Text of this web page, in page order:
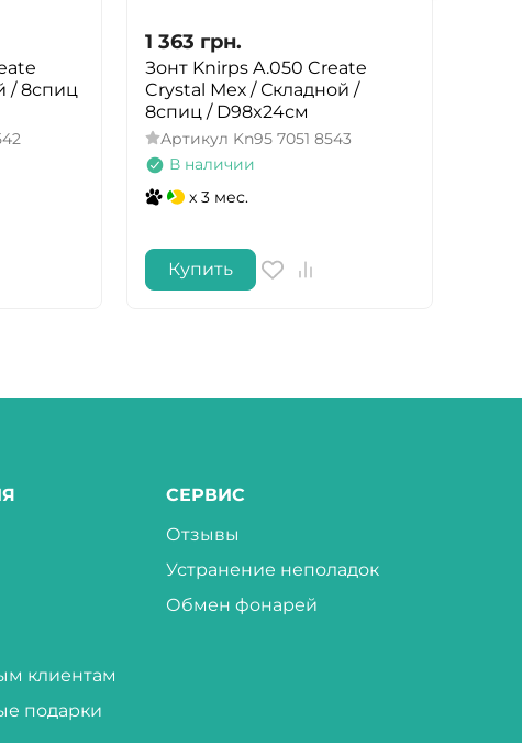
/ 8спиц
1 363 грн.
Зонт Knirps A.050 Create
Crystal Мех / Складной /
8спиц / D98x24см
Артикул Kn95 7051 8543
В наличии
x 3 мес.
Купить
клиентам
подарки
СЕРВИС
Отзывы
Устранение неполадок
Обмен фонарей